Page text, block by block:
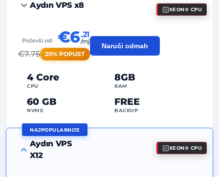
99%
Poštena upotreba (Fair Usage)
2Točke za sigurnosno kopiranje
Namjenska
Aydın VPS x8 XEON® CPU
4 Core
CPU
8GB
RAM
60 GB
NVME
FREE
BACKUP
Počevši od: €6.21
/mj
€7.75 20% POPUST
Naruči odmah
FREE Anti-DDoS
99%
NAJPOPULARNIJE
Aydın VPS
X12
XEON® CPU